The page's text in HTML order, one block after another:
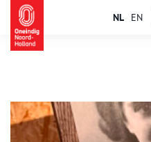
NL EN